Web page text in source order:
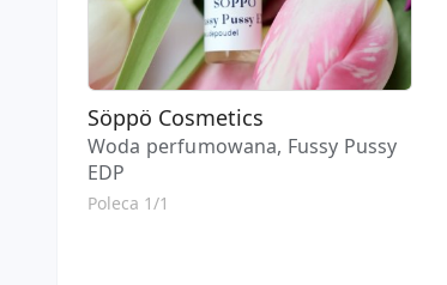
Söppö Cosmetics
Woda perfumowana, Fussy Pussy
EDP
Poleca 1/1